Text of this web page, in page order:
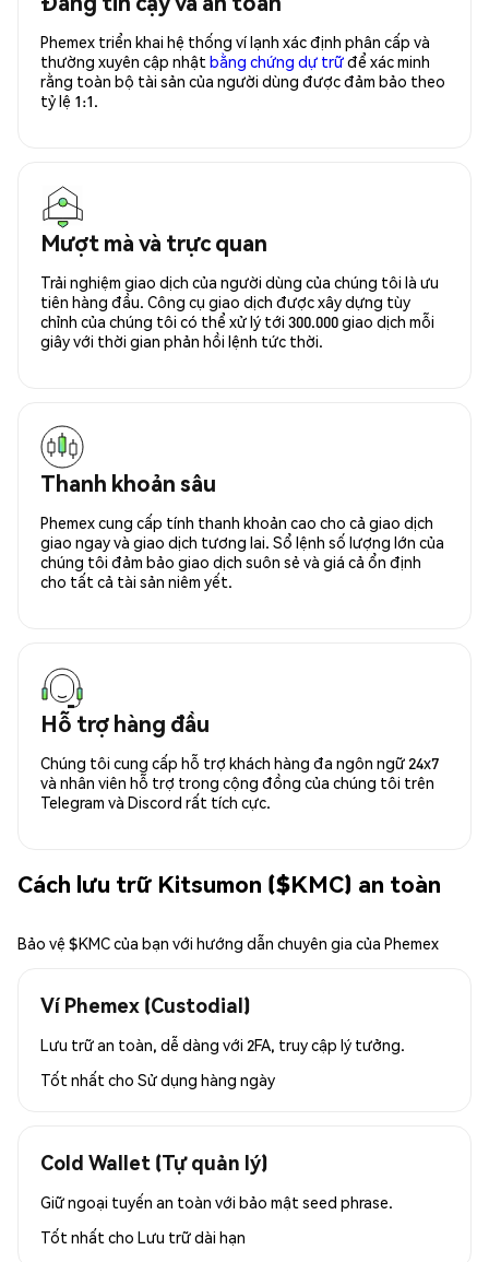
Phemex triển khai hệ thống ví lạnh xác định phân cấp và
thường xuyên cập nhật bằng chứng dự trữđể xác minh
rằng toàn bộ tài sản của người dùng được đảm bảo theo
tỷ lệ 1:1.
Mượt mà và trực quan
Trải nghiệm giao dịch của người dùng của chúng tôi là ưu
tiên hàng đầu. Công cụ giao dịch được xây dựng tùy
chỉnh của chúng tôi có thể xử lý tới 300.000 giao dịch mỗi
giây với thời gian phản hồi lệnh tức thời.
Thanh khoản sâu
Phemex cung cấp tính thanh khoản cao cho cả giao dịch
giao ngay và giao dịch tương lai. Sổ lệnh số lượng lớn của
chúng tôi đảm bảo giao dịch suôn sẻ và giá cả ổn định
cho tất cả tài sản niêm yết.
Hỗ trợ hàng đầu
Chúng tôi cung cấp hỗ trợ khách hàng đa ngôn ngữ 24x7
và nhân viên hỗ trợ trong cộng đồng của chúng tôi trên
Telegram và Discord rất tích cực.
Cách lưu trữ Kitsumon ($KMC) an toàn
Bảo vệ $KMC của bạn với hướng dẫn chuyên gia của Phemex
Ví Phemex (Custodial)
Lưu trữ an toàn, dễ dàng với 2FA, truy cập lý tưởng.
Tốt nhất cho Sử dụng hàng ngày
Cold Wallet (Tự quản lý)
Giữ ngoại tuyến an toàn với bảo mật seed phrase.
Tốt nhất cho Lưu trữ dài hạn